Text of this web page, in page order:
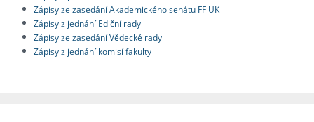
Zápisy ze zasedání Akademického senátu FF UK
Zápisy z jednání Ediční rady
Zápisy ze zasedání Vědecké rady
Zápisy z jednání komisí fakulty